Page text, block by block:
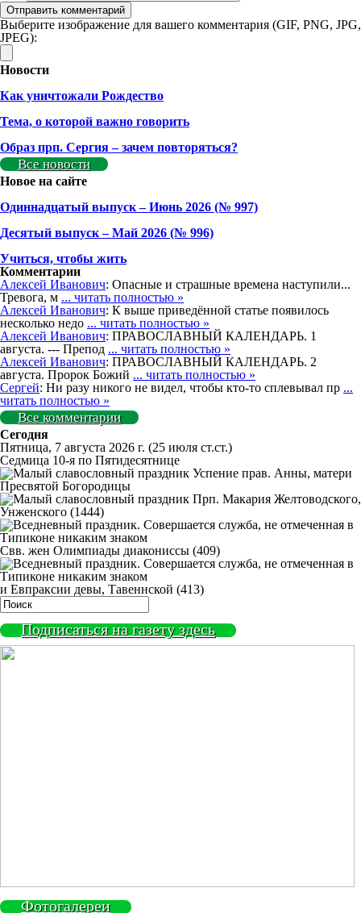
Выберите изображение для вашего комментария (GIF, PNG, JPG,
JPEG):
Новости
Как уничтожали Рождество
Тема, о которой важно говорить
Образ прп. Сергия – зачем повторяться?
Все новости
Новое на сайте
Одиннадцатый выпуск – Июнь 2026 (№ 997)
Деcятый выпуск – Май 2026 (№ 996)
Учиться, чтобы жить
Комментарии
Алексей Иванович: Опасные и страшные времена наступили...
Тревога, м ... читать полностью »
Алексей Иванович: К выше приведённой статье появилось
несколько недо ... читать полностью »
Алексей Иванович: ПРАВОСЛАВНЫЙ КАЛЕНДАРЬ. 1
августа. --- Препод ... читать полностью »
Алексей Иванович: ПРАВОСЛАВНЫЙ КАЛЕНДАРЬ. 2
августа. Пророк Божий ... читать полностью »
Сергей: Ни разу никого не видел, чтобы кто-то сплевывал пр ...
читать полностью »
Все комментарии
Сегодня
Пятница, 7 августа 2026 г. (25 июля ст.ст.)
Седмица 10-я по Пятидесятнице
Успение прав. Анны, матери
Пресвятой Богородицы
Прп. Макария Желтоводского,
Унженского (1444)
Свв. жен Олимпиады диакониссы (409)
и Евпраксии девы, Тавеннской (413)
Подписаться на газету здесь
Фотогалереи